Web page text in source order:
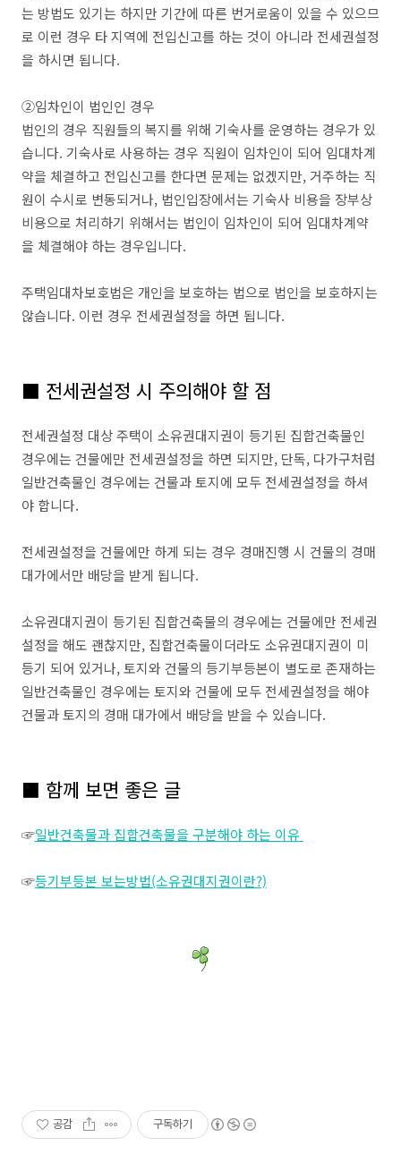
는 방법도 있기는 하지만 기간에 따른 번거로움이 있을 수 있으므
로 이런 경우 타 지역에 전입신고를 하는 것이 아니라 전세권설정
을 하시면 됩니다.
②임차인이 법인인 경우
법인의 경우 직원들의 복지를 위해 기숙사를 운영하는 경우가 있
습니다. 기숙사로 사용하는 경우 직원이 임차인이 되어 임대차계
약을 체결하고 전입신고를 한다면 문제는 없겠지만, 거주하는 직
원이 수시로 변동되거나, 법인입장에서는 기숙사 비용을 장부상
비용으로 처리하기 위해서는 법인이 임차인이 되어 임대차계약
을 체결해야 하는 경우입니다.
주택임대차보호법은 개인을 보호하는 법으로 법인을 보호하지는
않습니다. 이런 경우 전세권설정을 하면 됩니다.
■ 전세권설정 시 주의해야 할 점
전세권설정 대상 주택이 소유권대지권이 등기된 집합건축물인
경우에는 건물에만 전세권설정을 하면 되지만, 단독, 다가구처럼
일반건축물인 경우에는 건물과 토지에 모두 전세권설정을 하셔
야 합니다.
전세권설정을 건물에만 하게 되는 경우 경매진행 시 건물의 경매
대가에서만 배당을 받게 됩니다.
소유권대지권이 등기된 집합건축물의 경우에는 건물에만 전세권
설정을 해도 괜찮지만, 집합건축물이더라도 소유권대지권이 미
등기 되어 있거나, 토지와 건물의 등기부등본이 별도로 존재하는
일반건축물인 경우에는 토지와 건물에 모두 전세권설정을 해야
건물과 토지의 경매 대가에서 배당을 받을 수 있습니다.
■ 함께 보면 좋은 글
☞일반건축물과 집합건축물을 구분해야 하는 이유
☞등기부등본 보는방법(소유권대지권이란?)
공감 구독하기